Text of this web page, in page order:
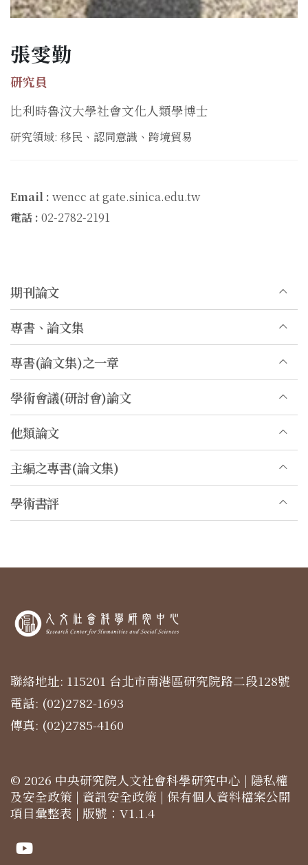
張雯勤
研究員
比利時魯汶大學社會文化人類學博士
研究領域: 移民、認同意識、跨境貿易
Email : wencc at gate.sinica.edu.tw
電話 : 02-2782-2191
期刊論文
專書、論文集
專書(論文集)之一章
學術會議(研討會)論文
他類論文
主編之專書(論文集)
學術書評
聯絡地址: 115201 台北市南港區研究院路二段128號
電話: (02)2782-1693
傳真: (02)2785-4160
© 2026 中央研究院人文社會科學研究中心 | 隱私權
及安全政策 | 資訊安全政策 | 保有個人資料檔案公開
項目彙整表 | 版號：V1.1.4
Youtube